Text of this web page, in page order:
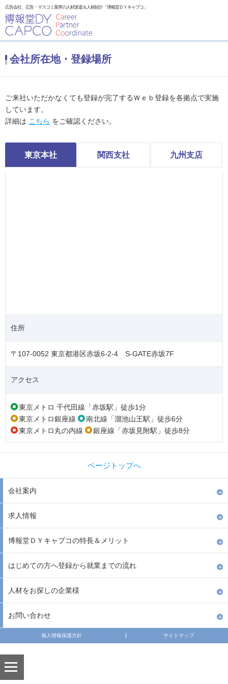
広告会社、広告・マスコミ業界の人材派遣＆人材紹介「博報堂ＤＹキャプコ」
会社所在地・登録場所
ご来社いただかなくても登録が完了するＷｅｂ登録を各拠点で実施
しています。
詳細は こちら をご確認ください。
東京本社 関西支社 九州支店
住所
〒107-0052 東京都港区赤坂6-2-4 S-GATE赤坂7F
アクセス
東京メトロ 千代田線「赤坂駅」徒歩1分
東京メトロ銀座線
南北線「溜池山王駅」徒歩6分
東京メトロ丸の内線
銀座線「赤坂見附駅」徒歩8分
ページトップへ
会社案内
求人情報
博報堂ＤＹキャプコの特長＆メリット
はじめての方へ登録から就業までの流れ
人材をお探しの企業様
お問い合わせ
個人情報保護方針 サイトマップ